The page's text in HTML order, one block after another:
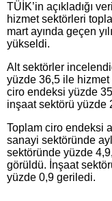
TÜİK’in açıkladığı
hizmet sektörleri
mart ayında geçen
yükseldi.
Alt sektörler
yüzde 36,5 ile
ciro endeksi yüzde
inşaat sektörü yüzde
Toplam ciro endeksi
sanayi sektöründe
sektöründe yüzde
görüldü. İnşaat
yüzde 0,9 geriledi.